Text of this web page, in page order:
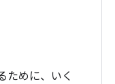
ために、いく